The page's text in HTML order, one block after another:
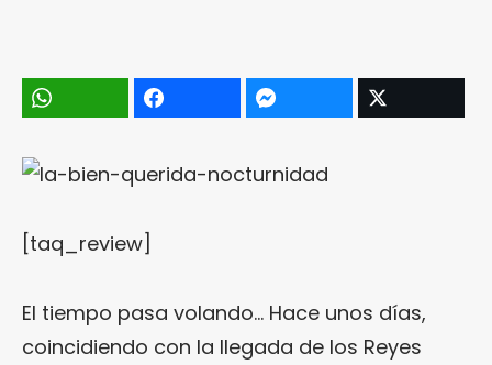
[taq_review]
El tiempo pasa volando… Hace unos días,
coincidiendo con la llegada de los Reyes